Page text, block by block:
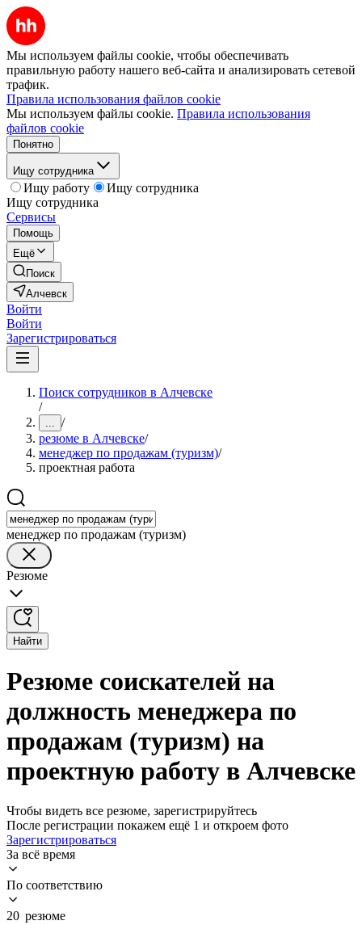
Мы используем файлы cookie, чтобы обеспечивать
правильную работу нашего веб-сайта и анализировать сетевой
трафик.
Правила использования файлов cookie
Мы используем файлы cookie. Правила использования
файлов cookie
Понятно
Ищу сотрудника
Ищу работу
Ищу сотрудника
Ищу сотрудника
Сервисы
Помощь
Ещё
Поиск
Алчевск
Войти
Войти
Зарегистрироваться
Поиск сотрудников в Алчевске
/
... /
резюме в Алчевске/
менеджер по продажам (туризм)/
проектная работа
менеджер по продажам (туризм)
Резюме
Найти
Резюме соискателей на
должность менеджера по
продажам (туризм) на
проектную работу в Алчевске
Чтобы видеть все резюме, зарегистрируйтесь
После регистрации покажем ещё 1 и откроем фото
Зарегистрироваться
За всё время
По соответствию
20 резюме